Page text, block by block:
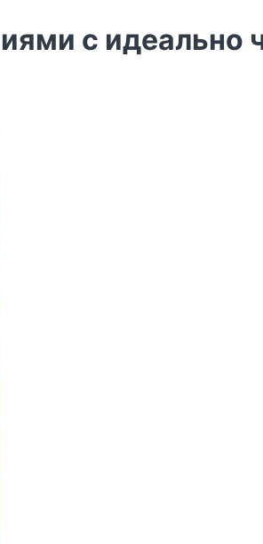
с идеально